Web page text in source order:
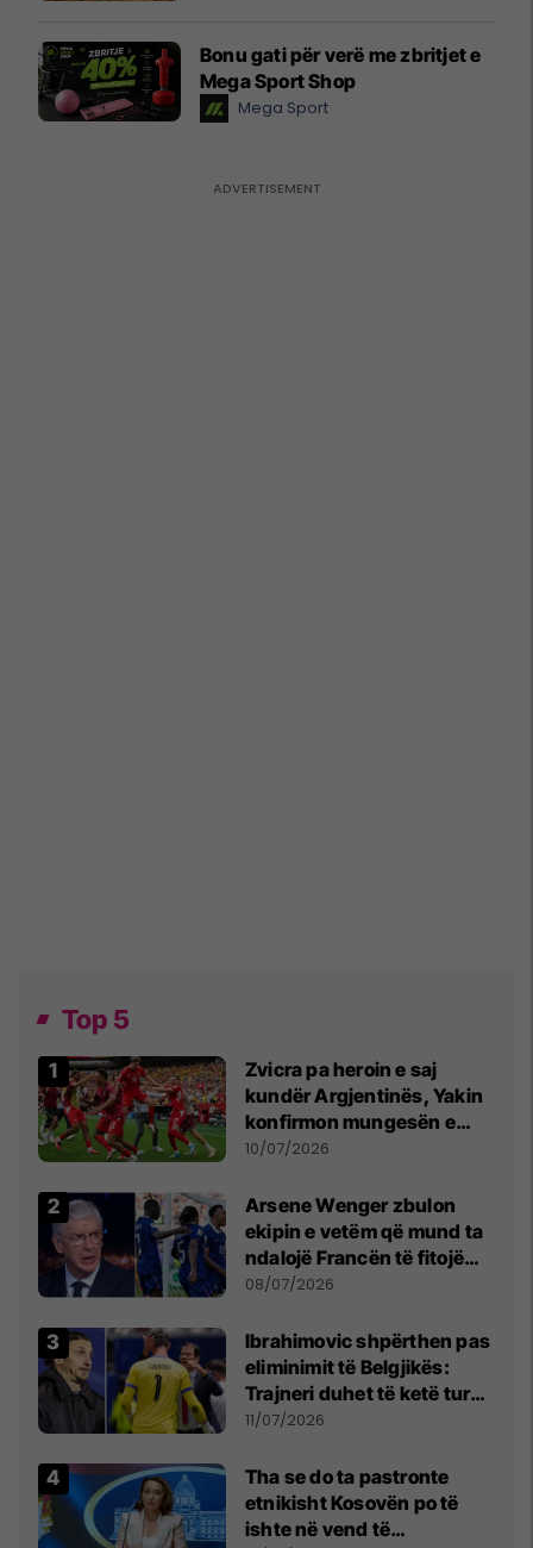
Bonu gati për verë me zbritjet e
Mega Sport Shop
Mega Sport
Top 5
Zvicra pa heroin e saj
kundër Argjentinës, Yakin
konfirmon mungesën e
madhe
10/07/2026
Arsene Wenger zbulon
ekipin e vetëm që mund ta
ndalojë Francën të fitojë
Kupën e Botës
08/07/2026
Ibrahimovic shpërthen pas
eliminimit të Belgjikës:
Trajneri duhet të ketë turp,
ai lojtar se meritoi të luante
11/07/2026
Tha se do ta pastronte
etnikisht Kosovën po të
ishte në vend të